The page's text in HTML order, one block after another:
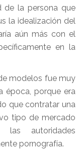
de la persona que
la idealización del
aún más con el
en la
modelos fue muy
época, porque era
que contratar una
tipo de mercado
las autoridades
pornografía.